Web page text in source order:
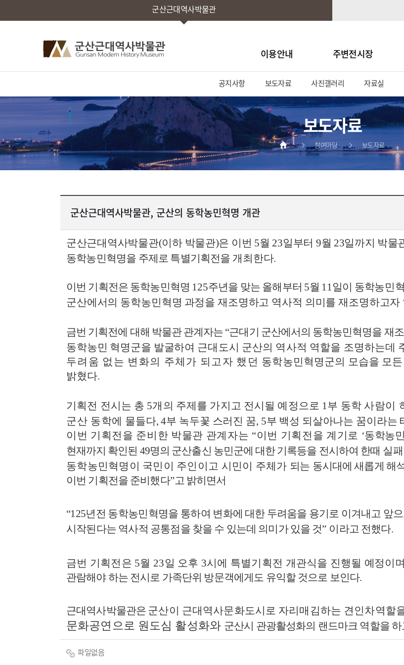
군산근대역사박물관
이용안내 주변전시장
공지사항 보도자료 사진갤러리 자료실
보도자료
참여마당 보도자료
군산근대역사박물관, 군산의 동학농민혁명 개관
군산근대역사박물관(이하 박물관)은 이번 5월 23일부터 9월 23일까지 박물
동학농민혁명을 주제로 특별기획전을 개최한다.
이번 기획전은 동학농민혁명 125주년을 맞는 올해부터 5월 11일이 동학농민
군산에서의 동학농민혁명 과정을 재조명하고 역사적 의미를 재조명하고자
금번 기획전에 대해 박물관 관계자는 “근대기 군산에서의 동학농민혁명을 재
동학농민 혁명군을 발굴하여 근대도시 군산의 역사적 역할을 조명하는데
두려움 없는 변화의 주체가 되고자 했던 동학농민혁명군의 모습을 모
밝혔다.
기획전 전시는 총 5개의 주제를 가지고 전시될 예정으로 1부 동학 사람이
군산 동학에 물들다, 4부 녹두꽃 스러진 꿈, 5부 백성 되살아나는 꿈이라는
이번 기획전을 준비한 박물관 관계자는 “이번 기획전을 계기로 ‘동학농
현재까지 확인된 49명의 군산출신 농민군에 대한 기록등을 전시하여 한때 실
동학농민혁명이 국민이 주인이고 시민이 주체가 되는 동시대에 새롭게 해
이번 기획전을 준비했다”고 밝히면서
“125년전 동학농민혁명을 통하여 변화에 대한 두려움을 용기로 이겨내고 앞
시작된다는 역사적 공통점을 찾을 수 있는데 의미가 있을 것” 이라고 전했다.
금번 기획전은 5월 23일 오후 3시에 특별기획전 개관식을 진행될 예정이
관람해야 하는 전시로 가족단위 방문객에게도 유익할 것으로 보인다.
근대역사박물관은 군산이 근대역사문화도시로 자리매김하는 견인차역할
문화공연으로 원도심 활성화와 군산시 관광활성화의 랜드마크 역할을
파일없음